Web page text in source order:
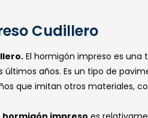
Cudillero
El hormigón impreso es
últimos años. Es un tipo de
que imitan otros materiales,